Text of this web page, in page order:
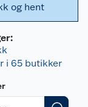
og hent
i 65 butikker